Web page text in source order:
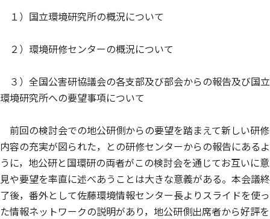
１）国立環境研究所の概況について
２）環境研修センターの概況について
３）全国公害研協議会の各支部及び部会からの報告及び国立
環境研究所への要望事項について
前回の検討会での地公研側からの要望を踏まえて新しい研修
内容の充実が図られた，との研修センターからの報告にあるよ
うに，地公研と国環研の両者がこの検討会を通じてお互いに意
見や要望を率直に述べあうことは大きな意義がある。本会議終
了後，番外として佐藤環境情報センター長よりスライドを使っ
た情報ネットワークの説明があり，地公研側出席者から好評を